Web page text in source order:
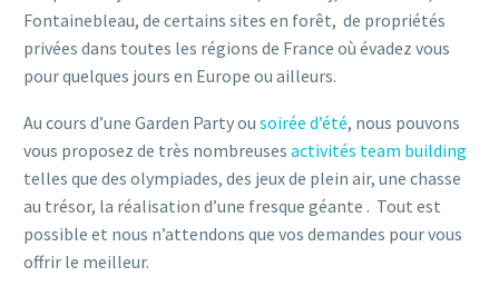
Fontainebleau, de certains sites en forêt, de propriétés
privées dans toutes les régions de France où évadez vous
pour quelques jours en Europe ou ailleurs.
Au cours d’une Garden Party ou soirée d’été, nous pouvons
vous proposez de très nombreuses activités team building
telles que des olympiades, des jeux de plein air, une chasse
au trésor, la réalisation d’une fresque géante . Tout est
possible et nous n’attendons que vos demandes pour vous
offrir le meilleur.